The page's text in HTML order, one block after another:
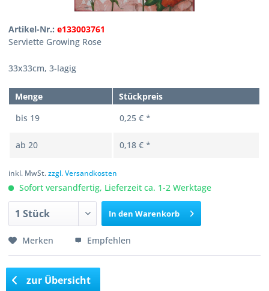
Artikel-Nr.:e133003761
Serviette Growing Rose
33x33cm, 3-lagig
Menge
Stückpreis
bis 19 0,25 € *
ab20 0,18 € *
inkl. MwSt.zzgl. Versandkosten
Sofort versandfertig, Lieferzeit ca. 1-2 Werktage
In den Warenkorb
Merken Empfehlen
zur Übersicht